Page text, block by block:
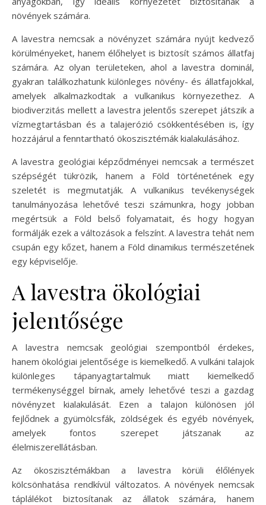
növények számára.
A lavestra nemcsak a növényzet számára nyújt kedvező
körülményeket, hanem élőhelyet is biztosít számos állatfaj
számára. Az olyan területeken, ahol a lavestra dominál,
gyakran találkozhatunk különleges növény- és állatfajokkal,
amelyek alkalmazkodtak a vulkanikus környezethez. A
biodiverzitás mellett a lavestra jelentős szerepet játszik a
vízmegtartásban és a talajerózió csökkentésében is, így
hozzájárul a fenntartható ökoszisztémák kialakulásához.
A lavestra geológiai képződményei nemcsak a természet
szépségét tükrözik, hanem a Föld történetének egy
szeletét is megmutatják. A vulkanikus tevékenységek
tanulmányozása lehetővé teszi számunkra, hogy jobban
megértsük a Föld belső folyamatait, és hogy hogyan
formálják ezek a változások a felszínt. A lavestra tehát nem
csupán egy kőzet, hanem a Föld dinamikus természetének
egy képviselője.
A lavestra ökológiai
jelentősége
A lavestra nemcsak geológiai szempontból érdekes,
hanem ökológiai jelentősége is kiemelkedő. A vulkáni talajok
különleges tápanyagtartalmuk miatt kiemelkedő
termékenységgel bírnak, amely lehetővé teszi a gazdag
növényzet kialakulását. Ezen a talajon különösen jól
fejlődnek a gyümölcsfák, zöldségek és egyéb növények,
amelyek fontos szerepet játszanak az
élelmiszerellátásban.
Az ökoszisztémákban a lavestra körüli élőlények
kölcsönhatása rendkívül változatos. A növények nemcsak
táplálékot biztosítanak az állatok számára, hanem